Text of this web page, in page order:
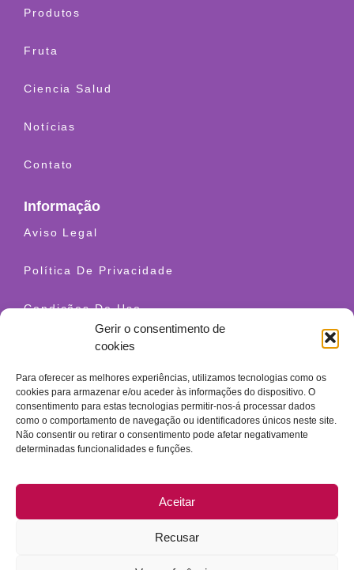
Gerir o consentimento de
cookies
Para oferecer as melhores experiências, utilizamos tecnologias como os
cookies para armazenar e/ou aceder às informações do dispositivo. O
consentimento para estas tecnologias permitir-nos-á processar dados
como o comportamento de navegação ou identificadores únicos neste site.
Não consentir ou retirar o consentimento pode afetar negativamente
determinadas funcionalidades e funções.
Aceitar
Recusar
Produtos
Fruta
Ciencia Salud
Notícias
Contato
Informação
Aviso Legal
Política De Privacidade
Condições De Uso
Envio E Devoluções
Política De Cookies
Contato
+34 628 520 654
© 2026 Ganatherapy LLC. Todos os direitos reservados. -